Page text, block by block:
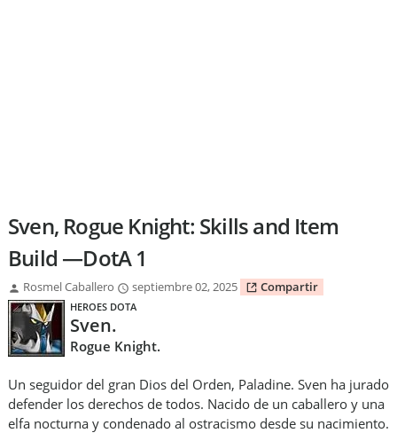
Sven, Rogue Knight: Skills and Item
Build —DotA 1
Rosmel Caballero septiembre 02, 2025 Compartir
HEROES DOTA
Sven.
Rogue Knight.
Un seguidor del gran Dios del Orden, Paladine. Sven ha jurado
defender los derechos de todos. Nacido de un caballero y una
elfa nocturna y condenado al ostracismo desde su nacimiento.